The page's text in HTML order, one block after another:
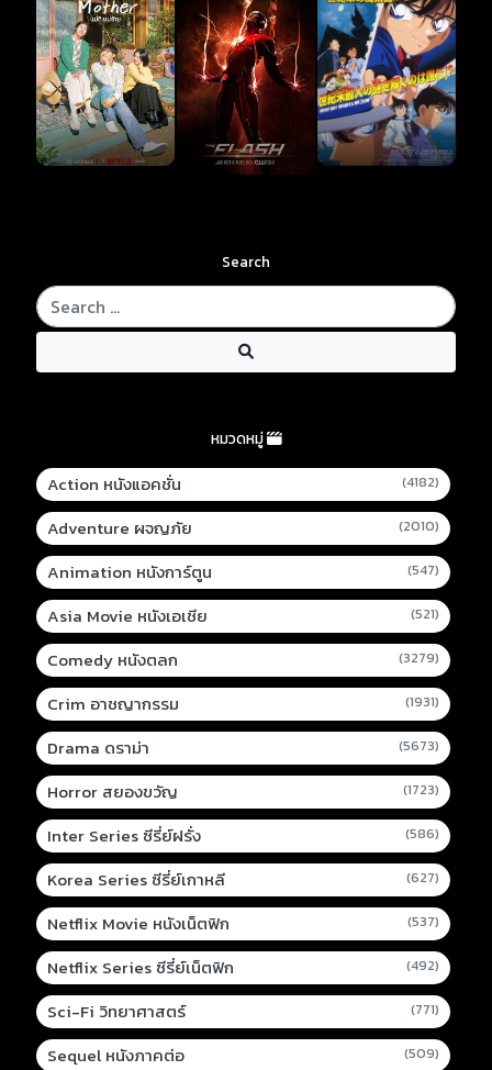
Search
หมวดหมู่
Action หนังแอคชั่น (4182)
Adventure ผจญภัย (2010)
Animation หนังการ์ตูน (547)
Asia Movie หนังเอเชีย (521)
Comedy หนังตลก (3279)
Crim อาชญากรรม (1931)
Drama ดราม่า (5673)
Horror สยองขวัญ (1723)
Inter Series ซีรี่ย์ฝรั่ง (586)
Korea Series ซีรี่ย์เกาหลี (627)
Netflix Movie หนังเน็ตฟิก (537)
Netflix Series ซีรี่ย์เน็ตฟิก (492)
Sci-Fi วิทยาศาสตร์ (771)
Sequel หนังภาคต่อ (509)